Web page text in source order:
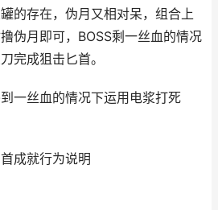
的存在，伪月又相对呆，组合上
伪月即可，BOSS剩一丝血的情况
完成狙击匕首。
一丝血的情况下运用电浆打死
成就行为说明